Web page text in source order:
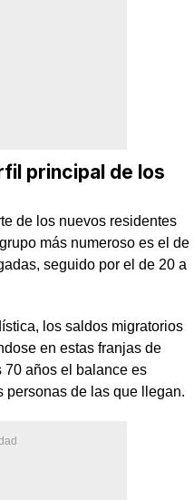
principal de los
de los nuevos residentes
más numeroso es el de
seguido por el de 20 a
los saldos migratorios
en estas franjas de
70 años el balance es
personas de las que llegan.